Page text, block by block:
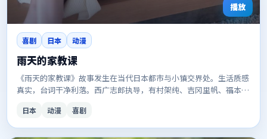
播放
喜剧 日本 动漫
雨天的家教课
《雨天的家教课》故事发生在当代日本都市与小镇交界处。生活质感
真实，台词干净利落。西广志郎执导，有村架纯、吉冈里帆、福本莉
日本 动漫 喜剧